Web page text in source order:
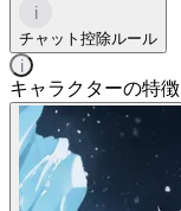
i
チャット控除ルール
i
キャラクターの特徴